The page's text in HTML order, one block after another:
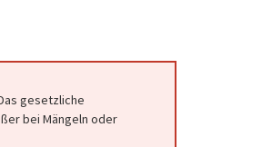
gesetzliche
bei Mängeln oder